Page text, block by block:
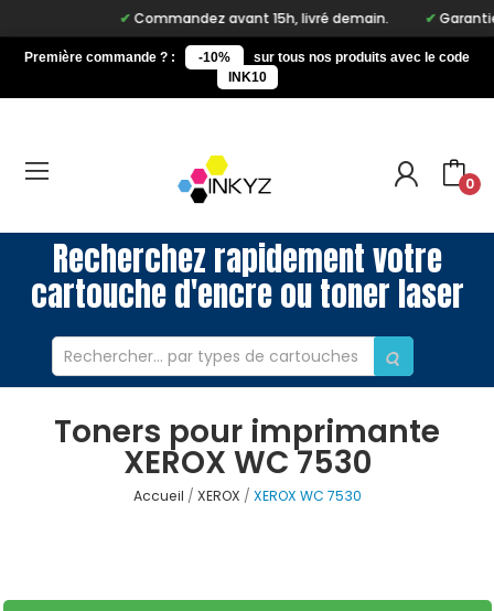
Commandez avant 15h, livré demain. Garantie
Première commande ? : -10%
sur tous nos produits avec le code
INK10
0
Recherchez rapidement votre
cartouche d'encre ou toner laser
Toners pour imprimante
XEROX WC 7530
Accueil XEROX XEROX WC 7530